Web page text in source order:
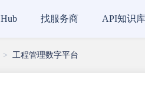
找服务商 API知识库
> 工程管理数字平台